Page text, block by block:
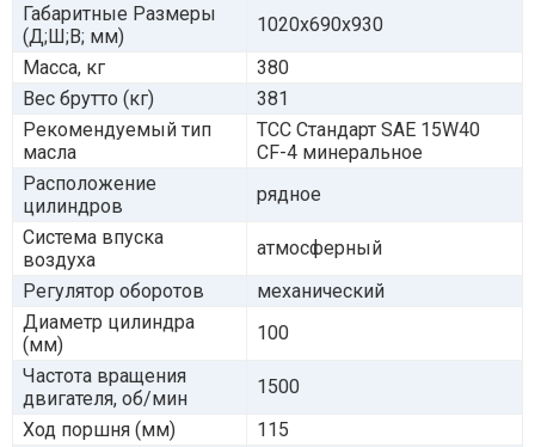
Габаритные Размеры
(Д;Ш;В; мм)
1020x690x930
Масса, кг
380
Вес брутто (кг)
381
Рекомендуемый тип
масла
ТСС Стандарт SAE 15W40
CF-4 минеральное
Расположение
цилиндров
рядное
Система впуска
воздуха
атмосферный
Регулятор оборотов
механический
Диаметр цилиндра
(мм)
100
Частота вращения
двигателя, об/мин
1500
Ход поршня (мм)
115